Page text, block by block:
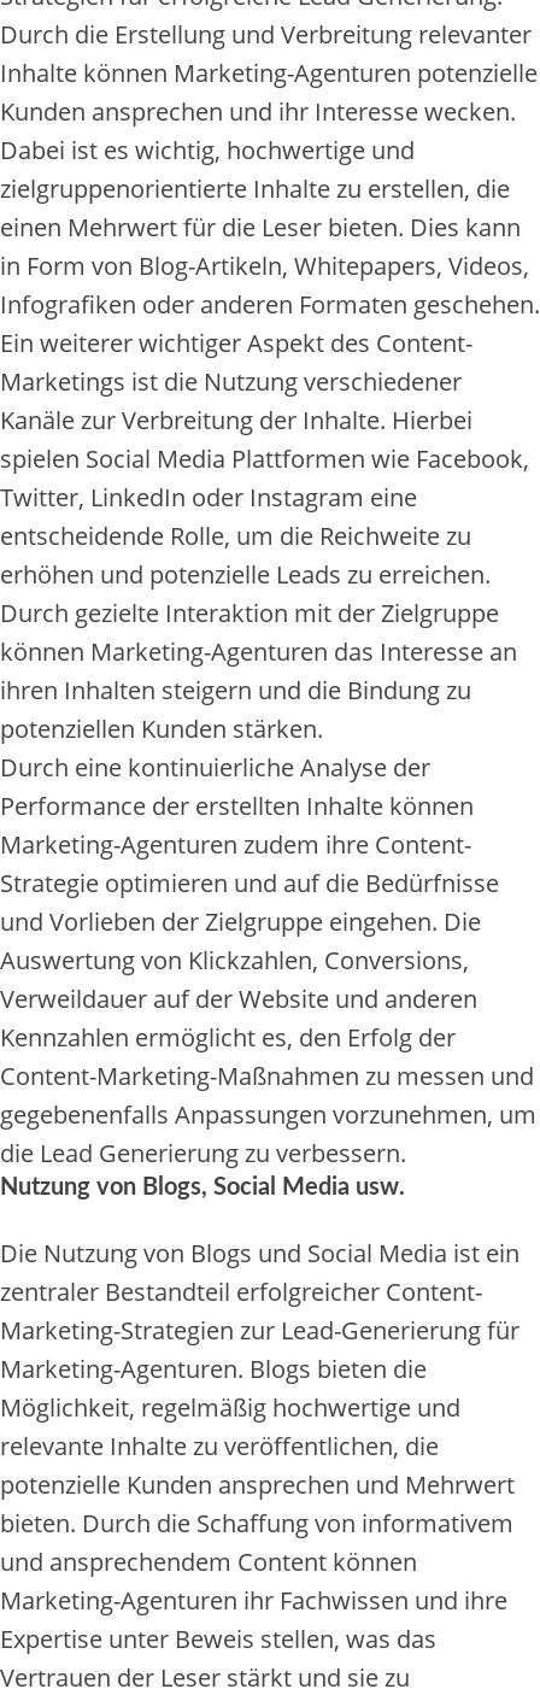
Durch die Erstellung und Verbreitung relevanter
Inhalte können Marketing-Agenturen potenzielle
Kunden ansprechen und ihr Interesse wecken.
Dabei ist es wichtig, hochwertige und
zielgruppenorientierte Inhalte zu erstellen, die
einen Mehrwert für die Leser bieten. Dies kann
in Form von Blog-Artikeln, Whitepapers, Videos,
Infografiken oder anderen Formaten geschehen.
Ein weiterer wichtiger Aspekt des Content-
Marketings ist die Nutzung verschiedener
Kanäle zur Verbreitung der Inhalte. Hierbei
spielen Social Media Plattformen wie Facebook,
Twitter, LinkedIn oder Instagram eine
entscheidende Rolle, um die Reichweite zu
erhöhen und potenzielle Leads zu erreichen.
Durch gezielte Interaktion mit der Zielgruppe
können Marketing-Agenturen das Interesse an
ihren Inhalten steigern und die Bindung zu
potenziellen Kunden stärken.
Durch eine kontinuierliche Analyse der
Performance der erstellten Inhalte können
Marketing-Agenturen zudem ihre Content-
Strategie optimieren und auf die Bedürfnisse
und Vorlieben der Zielgruppe eingehen. Die
Auswertung von Klickzahlen, Conversions,
Verweildauer auf der Website und anderen
Kennzahlen ermöglicht es, den Erfolg der
Content-Marketing-Maßnahmen zu messen und
gegebenenfalls Anpassungen vorzunehmen, um
die Lead Generierung zu verbessern.
Nutzung von Blogs, Social Media usw.
Die Nutzung von Blogs und Social Media ist ein
zentraler Bestandteil erfolgreicher Content-
Marketing-Strategien zur Lead-Generierung für
Marketing-Agenturen. Blogs bieten die
Möglichkeit, regelmäßig hochwertige und
relevante Inhalte zu veröffentlichen, die
potenzielle Kunden ansprechen und Mehrwert
bieten. Durch die Schaffung von informativem
und ansprechendem Content können
Marketing-Agenturen ihr Fachwissen und ihre
Expertise unter Beweis stellen, was das
Vertrauen der Leser stärkt und sie zu